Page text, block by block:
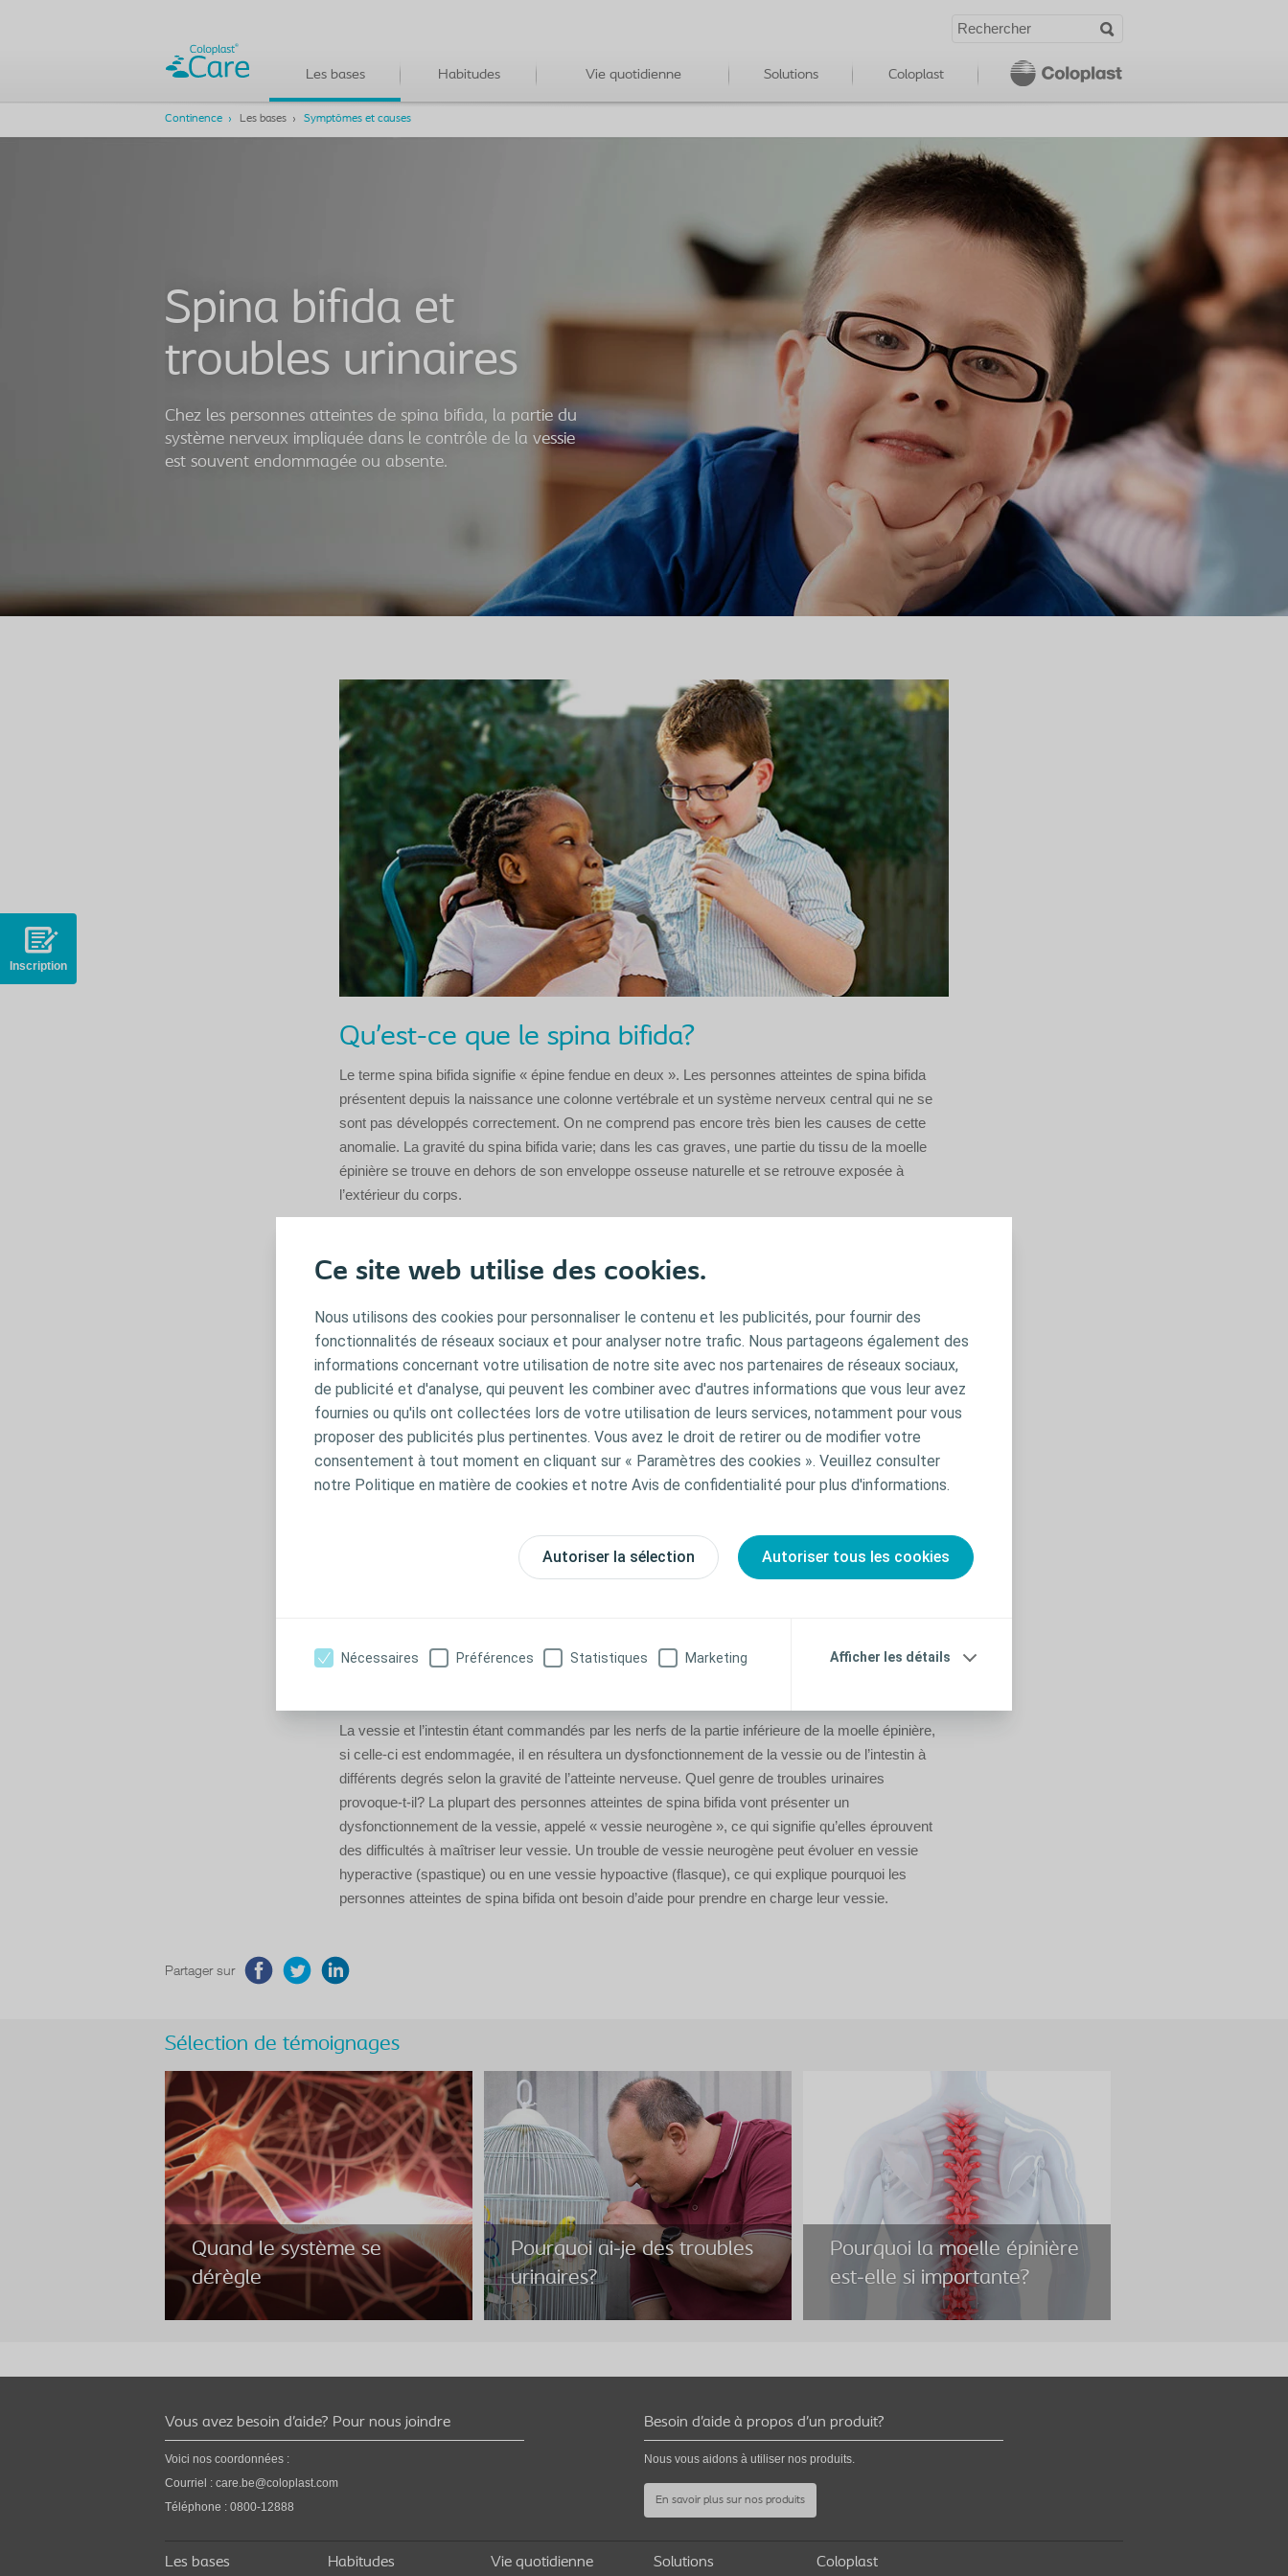
Ce site web utilise des cookies.
Nous utilisons des cookies pour personnaliser le contenu et les publicités, pour fournir des
fonctionnalités de réseaux sociaux et pour analyser notre trafic. Nous partageons également des
informations concernant votre utilisation de notre site avec nos partenaires de réseaux sociaux,
de publicité et d'analyse, qui peuvent les combiner avec d'autres informations que vous leur avez
fournies ou qu'ils ont collectées lors de votre utilisation de leurs services, notamment pour vous
proposer des publicités plus pertinentes. Vous avez le droit de retirer ou de modifier votre
consentement à tout moment en cliquant sur « Paramètres des cookies ». Veuillez consulter
notre Politique en matière de cookies et notre Avis de confidentialité pour plus d'informations.
Autoriser la sélection Autoriser tous les cookies
Nécessaires Préférences Statistiques Marketing Afficher les détails
Les bases Habitudes Vie quotidienne Solutions Coloplast
Continence Les bases Symptômes et causes
Spina bifida et
troubles urinaires
Chez les personnes atteintes de spina bifida, la partie du
système nerveux impliquée dans le contrôle de la vessie
est souvent endommagée ou absente.
Qu’est-ce que le spina bifida?
Le terme spina bifida signifie « épine fendue en deux ». Les personnes atteintes de spina bifida
présentent depuis la naissance une colonne vertébrale et un système nerveux central qui ne se
sont pas développés correctement. On ne comprend pas encore très bien les causes de cette
anomalie. La gravité du spina bifida varie; dans les cas graves, une partie du tissu de la moelle
épinière se trouve en dehors de son enveloppe osseuse naturelle et se retrouve exposée à
l’extérieur du corps.
La cause exacte du spina bifida reste à ce jour inconnue. L’hérédité et l’alimentation semblent
élevé de donner naissance à un bébé atteint d'une telle malformation.
On recommande actuellement aux femmes ayant un projet de grossesse de prendre de l’acide
folique. Des études ont en effet montré que la prise d’acide folique permet de réduire de manière
significative le risque de malformation du tube neural.
Quels sont les symptômes du spina bifida?
Les cas les moins sévères du spina-bifida provoquent le plus souvent peu ou pas de symptômes.
Pourquoi le spina bifida provoque-t-il des troubles
La vessie et l’intestin étant commandés par les nerfs de la partie inférieure de la moelle épinière,
si celle-ci est endommagée, il en résultera un dysfonctionnement de la vessie ou de l’intestin à
différents degrés selon la gravité de l’atteinte nerveuse. Quel genre de troubles urinaires
provoque-t-il? La plupart des personnes atteintes de spina bifida vont présenter un
dysfonctionnement de la vessie, appelé « vessie neurogène », ce qui signifie qu’elles éprouvent
des difficultés à maîtriser leur vessie. Un trouble de vessie neurogène peut évoluer en vessie
hyperactive (spastique) ou en une vessie hypoactive (flasque), ce qui explique pourquoi les
personnes atteintes de spina bifida ont besoin d’aide pour prendre en charge leur vessie.
Partager sur
Sélection de témoignages
Quand le système se
dérègle
Quand le système se
dérègle
Les dommages au système nerveux peuvent
avoir de graves conséquences sur le
Pourquoi ai-je des troubles
urinaires?
urinaires?
des troubles urinaires. Découvrez quels
problèmes de santé sont liés aux différents
Pourquoi la moelle épinière
est-elle si importante?
Pourquoi la moelle épinière
est-elle si importante?
Inscription
Vous avez besoin d’aide? Pour nous joindre
Voici nos coordonnées :
Courriel : care.be@coloplast.com
Téléphone : 0800-12888
Besoin d’aide à propos d’un produit?
Nous vous aidons à utiliser nos produits.
En savoir plus sur nos produits
Les bases Habitudes Vie quotidienne Solutions Coloplast